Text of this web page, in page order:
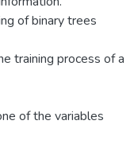
of binary trees
training process of a
of the variables